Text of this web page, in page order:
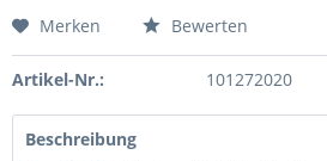
Merken Bewerten
Artikel-Nr.: 101272020
Beschreibung